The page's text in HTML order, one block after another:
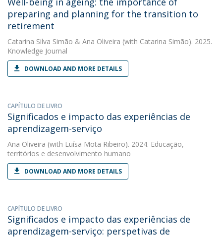
preparing and planning for the transition to
retirement
Catarina Silva Simão & Ana Oliveira (with Catarina Simão). 2025.
Knowledge Journal
DOWNLOAD AND MORE DETAILS
CAPÍTULO DE LIVRO
Significados e impacto das experiências de
aprendizagem-serviço
Ana Oliveira (with Luísa Mota Ribeiro). 2024. Educação,
territórios e desenvolvimento humano
DOWNLOAD AND MORE DETAILS
CAPÍTULO DE LIVRO
Significados e impacto das experiências de
aprendizagem-serviço: perspetivas de